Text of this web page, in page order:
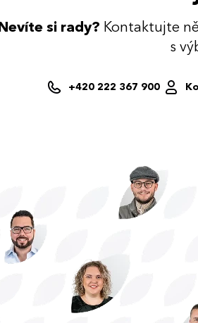
Nevíte si rady? Kontaktujte
s
+420 222 367 900